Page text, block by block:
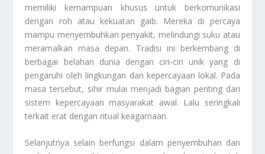
memiliki kemampuan khusus untuk berkomunikasi
dengan roh atau kekuatan gaib. Mereka di percaya
mampu menyembuhkan penyakit, melindungi suku atau
meramalkan masa depan. Tradisi ini berkembang di
berbagai belahan dunia dengan ciri-ciri unik yang di
pengaruhi oleh lingkungan dan kepercayaan lokal. Pada
masa tersebut, sihir mulai menjadi bagian penting dari
sistem kepercayaan masyarakat awal. Lalu seringkali
terkait erat dengan ritual keagamaan.
Selanjutnya selain berfungsi dalam penyembuhan dan